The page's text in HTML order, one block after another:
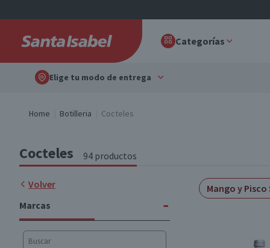
Categorías
Elige tu modo de entrega
Home Botilleria Cocteles
Cocteles 94 productos
Volver
Marcas
-
Mango y Pisco